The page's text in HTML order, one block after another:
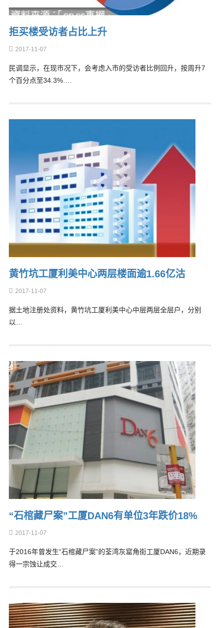
拒买楼受访者占比上升
2017-11-07
民调显示，在现市况下，会考虑入市的受访者比例回升，按周升7
个百分点至34.3%….
黄竹坑工厦利美中心两层楼面逾1.66亿沽
2017-11-07
据土地注册处资料，黄竹坑工厦利美中心中层两层全层户，分别
以…
“石棺藏尸案”工厦DAN6有单位3年跌价18%
2017-11-07
于2016年曾发生“石棺藏尸案”的荃湾灰窰角街工厦DAN6，近期录
得一宗蚀让成交…